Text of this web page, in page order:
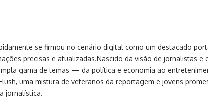
se firmou no cenário digital como um destacado
precisas e atualizadas.Nascido da visão de jornalistas e
gama de temas — da política e economia ao
uma mistura de veteranos da reportagem e jovens
jornalística.